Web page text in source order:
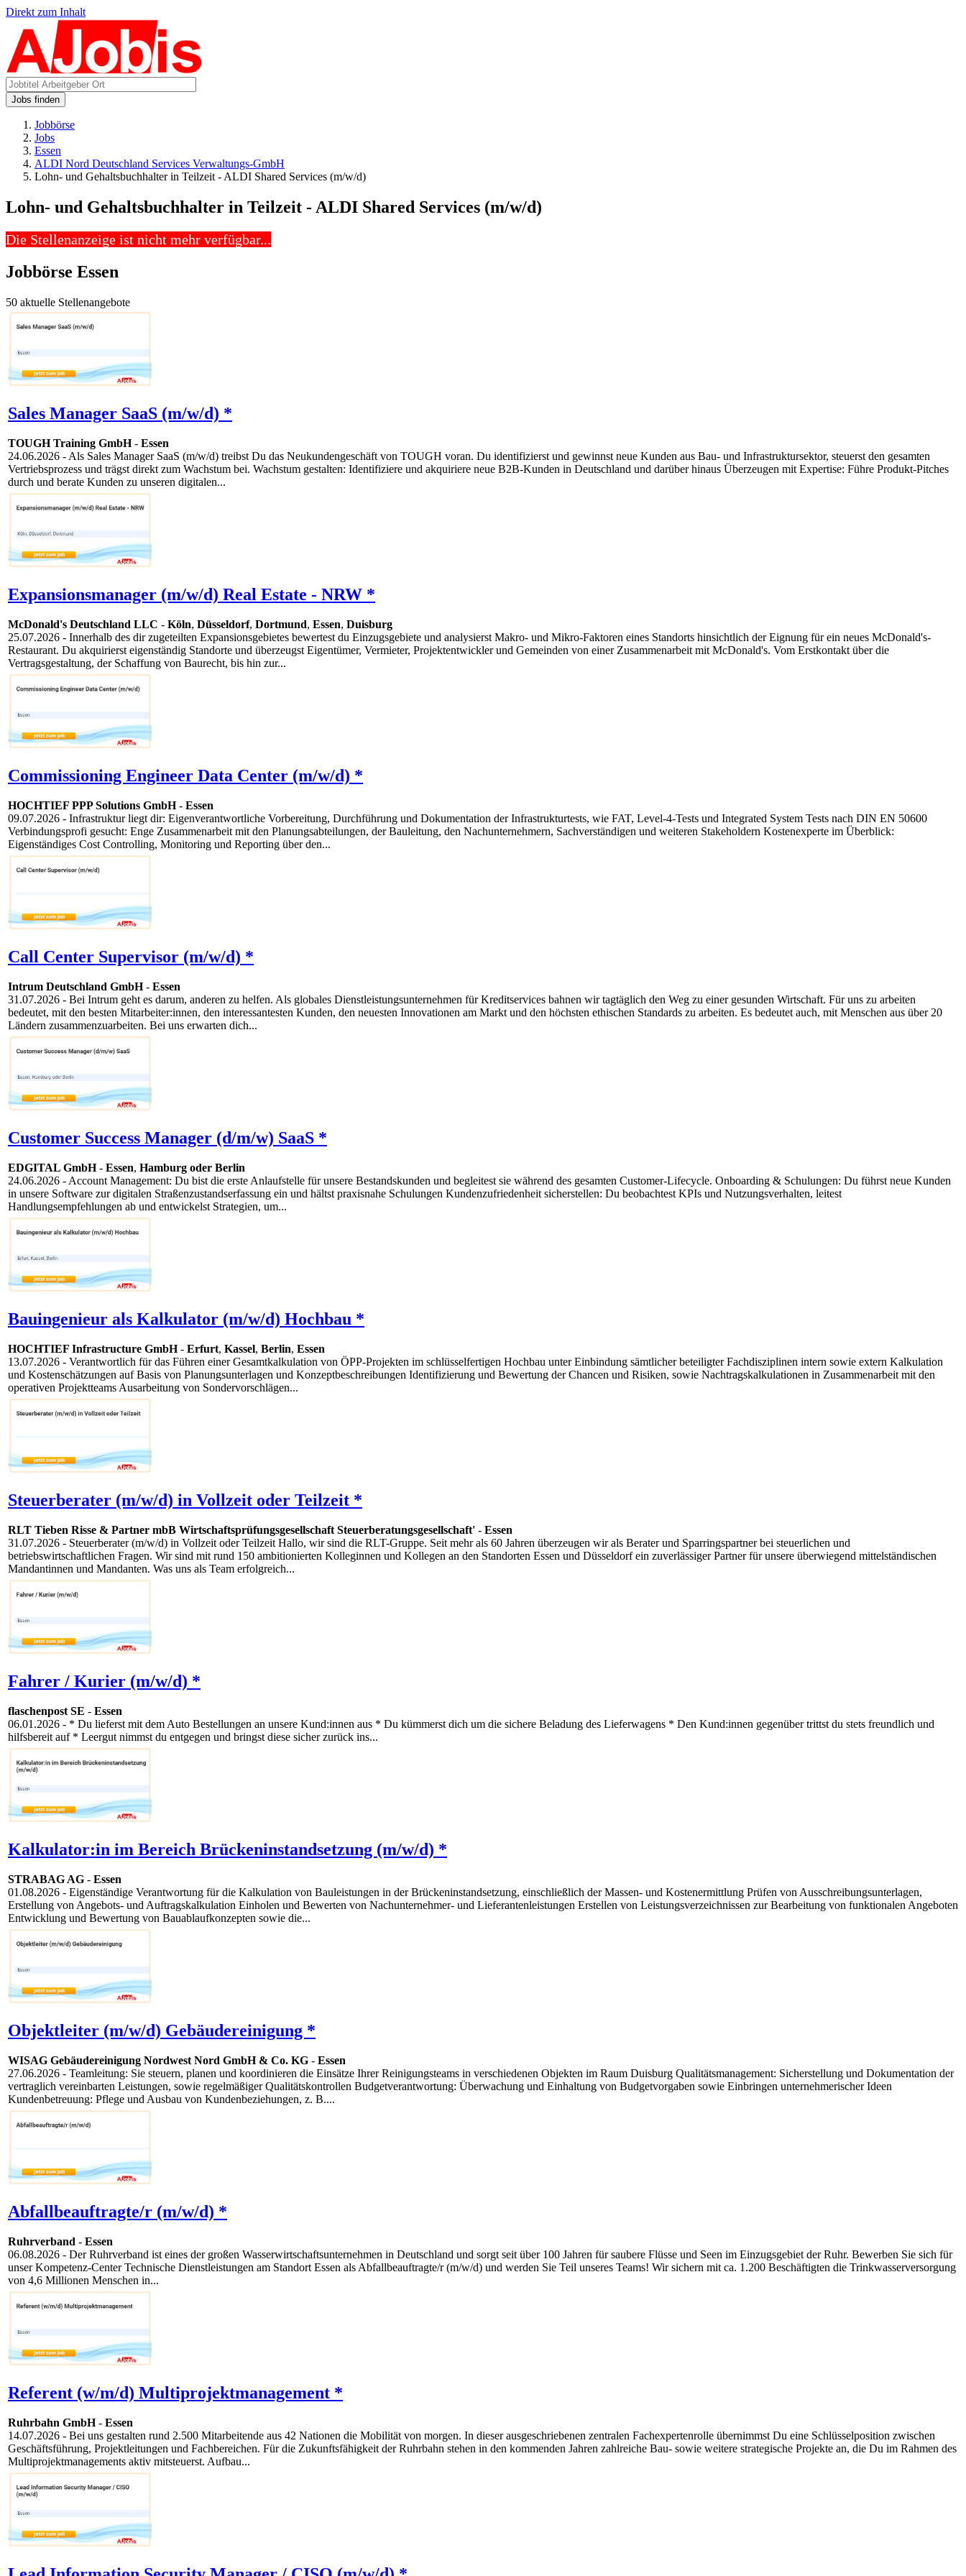
Direkt zum Inhalt
Jobs finden
Jobbörse
Jobs
Essen
ALDI Nord Deutschland Services Verwaltungs-GmbH
Lohn- und Gehaltsbuchhalter in Teilzeit - ALDI Shared Services (m/w/d)
Lohn- und Gehaltsbuchhalter in Teilzeit - ALDI Shared Services (m/w/d)
Die Stellenanzeige ist nicht mehr verfügbar...
Jobbörse Essen
50 aktuelle Stellenangebote
Sales Manager SaaS (m/w/d) *
TOUGH Training GmbH- Essen
24.06.2026 - Als Sales Manager SaaS (m/w/d) treibst Du das Neukundengeschäft von TOUGH voran. Du identifizierst und gewinnst neue Kunden aus Bau- und Infrastruktursektor, steuerst den gesamten
Vertriebsprozess und trägst direkt zum Wachstum bei. Wachstum gestalten: Identifiziere und akquiriere neue B2B-Kunden in Deutschland und darüber hinaus Überzeugen mit Expertise: Führe Produkt-Pitches
durch und berate Kunden zu unseren digitalen...
Expansionsmanager (m/w/d) Real Estate - NRW *
McDonald's Deutschland LLC - Köln, Düsseldorf, Dortmund, Essen, Duisburg
25.07.2026 - Innerhalb des dir zugeteilten Expansionsgebietes bewertest du Einzugsgebiete und analysierst Makro- und Mikro-Faktoren eines Standorts hinsichtlich der Eignung für ein neues McDonald's-
Restaurant. Du akquirierst eigenständig Standorte und überzeugst Eigentümer, Vermieter, Projektentwickler und Gemeinden von einer Zusammenarbeit mit McDonald's. Vom Erstkontakt über die
Vertragsgestaltung, der Schaffung von Baurecht, bis hin zur...
Commissioning Engineer Data Center (m/w/d) *
HOCHTIEF PPP Solutions GmbH- Essen
09.07.2026 - Infrastruktur liegt dir: Eigenverantwortliche Vorbereitung, Durchführung und Dokumentation der Infrastrukturtests, wie FAT, Level-4-Tests und Integrated System Tests nach DIN EN 50600
Verbindungsprofi gesucht: Enge Zusammenarbeit mit den Planungsabteilungen, der Bauleitung, den Nachunternehmern, Sachverständigen und weiteren Stakeholdern Kostenexperte im Überblick:
Eigenständiges Cost Controlling, Monitoring und Reporting über den...
Call Center Supervisor (m/w/d) *
Intrum Deutschland GmbH- Essen
31.07.2026 - Bei Intrum geht es darum, anderen zu helfen. Als globales Dienstleistungsunternehmen für Kreditservices bahnen wir tagtäglich den Weg zu einer gesunden Wirtschaft. Für uns zu arbeiten
bedeutet, mit den besten Mitarbeiter:innen, den interessantesten Kunden, den neuesten Innovationen am Markt und den höchsten ethischen Standards zu arbeiten. Es bedeutet auch, mit Menschen aus über 20
Ländern zusammenzuarbeiten. Bei uns erwarten dich...
Customer Success Manager (d/m/w) SaaS *
EDGITAL GmbH- Essen, Hamburg oder Berlin
24.06.2026 - Account Management: Du bist die erste Anlaufstelle für unsere Bestandskunden und begleitest sie während des gesamten Customer-Lifecycle. Onboarding & Schulungen: Du führst neue Kunden
in unsere Software zur digitalen Straßenzustandserfassung ein und hältst praxisnahe Schulungen Kundenzufriedenheit sicherstellen: Du beobachtest KPIs und Nutzungsverhalten, leitest
Handlungsempfehlungen ab und entwickelst Strategien, um...
Bauingenieur als Kalkulator (m/w/d) Hochbau *
HOCHTIEF Infrastructure GmbH- Erfurt, Kassel, Berlin, Essen
13.07.2026 - Verantwortlich für das Führen einer Gesamtkalkulation von ÖPP-Projekten im schlüsselfertigen Hochbau unter Einbindung sämtlicher beteiligter Fachdisziplinen intern sowie extern Kalkulation
und Kostenschätzungen auf Basis von Planungsunterlagen und Konzeptbeschreibungen Identifizierung und Bewertung der Chancen und Risiken, sowie Nachtragskalkulationen in Zusammenarbeit mit den
operativen Projektteams Ausarbeitung von Sondervorschlägen...
Steuerberater (m/w/d) in Vollzeit oder Teilzeit *
RLT Tieben Risse & Partner mbB Wirtschaftsprüfungsgesellschaft Steuerberatungsgesellschaft' - Essen
31.07.2026 - Steuerberater (m/w/d) in Vollzeit oder Teilzeit Hallo, wir sind die RLT-Gruppe. Seit mehr als 60 Jahren überzeugen wir als Berater und Sparringspartner bei steuerlichen und
betriebswirtschaftlichen Fragen. Wir sind mit rund 150 ambitionierten Kolleginnen und Kollegen an den Standorten Essen und Düsseldorf ein zuverlässiger Partner für unsere überwiegend mittelständischen
Mandantinnen und Mandanten. Was uns als Team erfolgreich...
Fahrer / Kurier (m/w/d) *
flaschenpost SE - Essen
06.01.2026 - * Du lieferst mit dem Auto Bestellungen an unsere Kund:innen aus * Du kümmerst dich um die sichere Beladung des Lieferwagens * Den Kund:innen gegenüber trittst du stets freundlich und
hilfsbereit auf * Leergut nimmst du entgegen und bringst diese sicher zurück ins...
Kalkulator:in im Bereich Brückeninstandsetzung (m/w/d) *
STRABAG AG - Essen
01.08.2026 - Eigenständige Verantwortung für die Kalkulation von Bauleistungen in der Brückeninstandsetzung, einschließlich der Massen- und Kostenermittlung Prüfen von Ausschreibungsunterlagen,
Erstellung von Angebots- und Auftragskalkulation Einholen und Bewerten von Nachunternehmer- und Lieferantenleistungen Erstellen von Leistungsverzeichnissen zur Bearbeitung von funktionalen Angeboten
Entwicklung und Bewertung von Bauablaufkonzepten sowie die...
Objektleiter (m/w/d) Gebäudereinigung *
WISAG Gebäudereinigung Nordwest Nord GmbH & Co. KG - Essen
27.06.2026 - Teamleitung: Sie steuern, planen und koordinieren die Einsätze Ihrer Reinigungsteams in verschiedenen Objekten im Raum Duisburg Qualitätsmanagement: Sicherstellung und Dokumentation der
vertraglich vereinbarten Leistungen, sowie regelmäßiger Qualitätskontrollen Budgetverantwortung: Überwachung und Einhaltung von Budgetvorgaben sowie Einbringen unternehmerischer Ideen
Kundenbetreuung: Pflege und Ausbau von Kundenbeziehungen, z. B....
Abfallbeauftragte/r (m/w/d) *
Ruhrverband - Essen
06.08.2026 - Der Ruhrverband ist eines der großen Wasserwirtschaftsunternehmen in Deutschland und sorgt seit über 100 Jahren für saubere Flüsse und Seen im Einzugsgebiet der Ruhr. Bewerben Sie sich für
unser Kompetenz-Center Technische Dienstleistungen am Standort Essen als Abfallbeauftragte/r (m/w/d) und werden Sie Teil unseres Teams! Wir sichern mit ca. 1.200 Beschäftigten die Trinkwasserversorgung
von 4,6 Millionen Menschen in...
Referent (w/m/d) Multiprojektmanagement *
Ruhrbahn GmbH- Essen
14.07.2026 - Bei uns gestalten rund 2.500 Mitarbeitende aus 42 Nationen die Mobilität von morgen. In dieser ausgeschriebenen zentralen Fachexpertenrolle übernimmst Du eine Schlüsselposition zwischen
Geschäftsführung, Projektleitungen und Fachbereichen. Für die Zukunftsfähigkeit der Ruhrbahn stehen in den kommenden Jahren zahlreiche Bau- sowie weitere strategische Projekte an, die Du im Rahmen des
Multiprojektmanagements aktiv mitsteuerst. Aufbau...